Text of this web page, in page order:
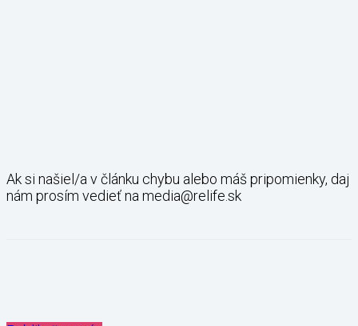
Ak si našiel/a v článku chybu alebo máš pripomienky, daj
nám prosím vedieť na media@relife.sk